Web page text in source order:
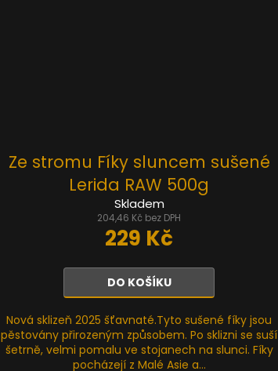
Ze stromu Fíky sluncem sušené
Lerida RAW 500g
Skladem
204,46 Kč bez DPH
229 Kč
DO KOŠÍKU
Nová sklizeň 2025 šťavnaté.Tyto sušené fíky jsou
pěstovány přirozeným způsobem. Po sklizni se suší
šetrně, velmi pomalu ve stojanech na slunci. Fíky
pocházejí z Malé Asie a...